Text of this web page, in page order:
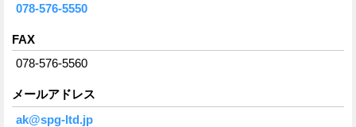
078-576-5550
FAX
078-576-5560
メールアドレス
ak@spg-ltd.jp